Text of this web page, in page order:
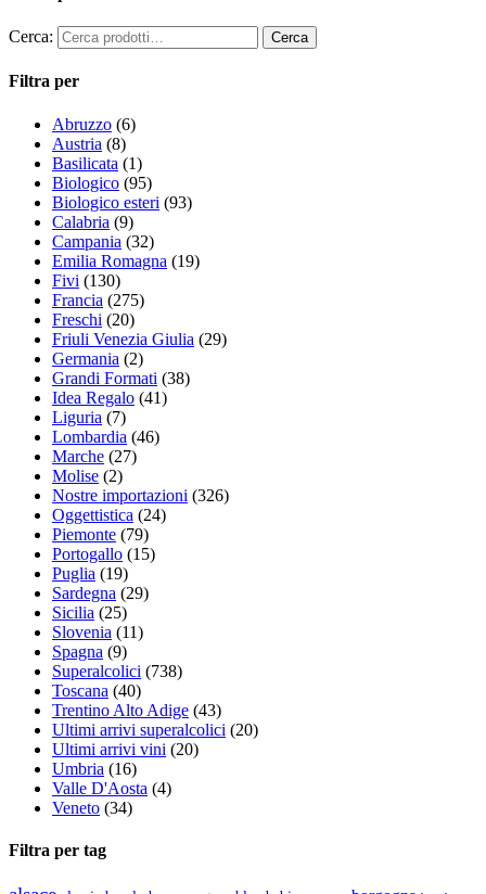
Cerca:
Filtra per
Abruzzo (6)
Austria (8)
Basilicata (1)
Biologico (95)
Biologico esteri (93)
Calabria (9)
Campania (32)
Emilia Romagna (19)
Fivi (130)
Francia (275)
Freschi (20)
Friuli Venezia Giulia (29)
Germania (2)
Grandi Formati (38)
Idea Regalo (41)
Liguria (7)
Lombardia (46)
Marche (27)
Molise (2)
Nostre importazioni (326)
Oggettistica (24)
Piemonte (79)
Portogallo (15)
Puglia (19)
Sardegna (29)
Sicilia (25)
Slovenia (11)
Spagna (9)
Superalcolici (738)
Toscana (40)
Trentino Alto Adige (43)
Ultimi arrivi superalcolici (20)
Ultimi arrivi vini (20)
Umbria (16)
Valle D'Aosta (4)
Veneto (34)
Filtra per tag